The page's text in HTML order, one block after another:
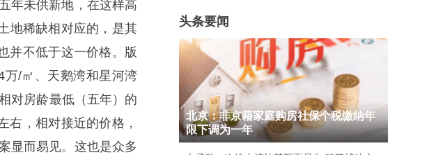
年未供新地，在这样高
地稀缺相对应的，是其
并不低于这一价格。版
/㎡、天鹅湾和星河湾
对房龄最低（五年）的
右，相对接近的价格，
显而易见。这也是众多
头条要闻
北京：非京籍家庭购房社保个税缴纳年
限下调为一年